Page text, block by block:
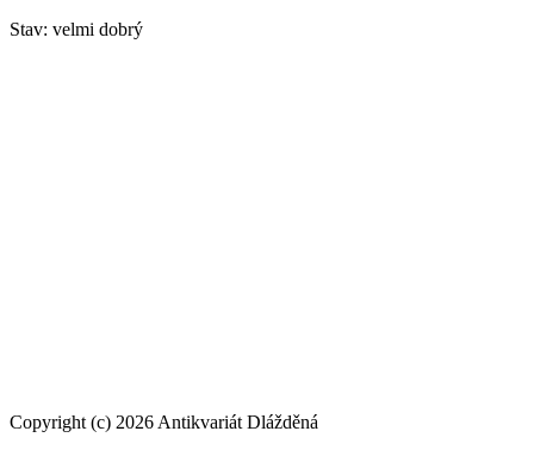
Stav: velmi dobrý
Copyright (c) 2026 Antikvariát Dlážděná